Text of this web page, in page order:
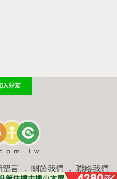
留言 ． 關於我們 ． 聯絡我們